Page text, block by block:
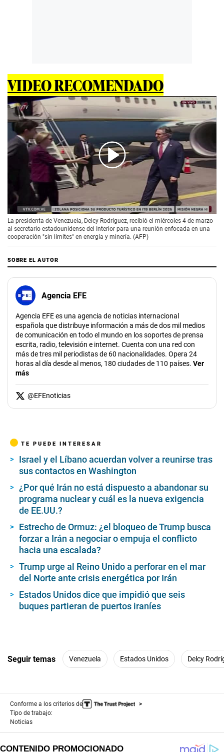
VIDEO RECOMENDADO
00:00/02:20
La presidenta de Venezuela, Delcy Rodríguez, recibió el miércoles 4 de marzo
al secretario estadounidense del Interior para una reunión enfocada en una
cooperación "sin límites" en energía y minería. (AFP)
SOBRE EL AUTOR
Agencia EFE
Agencia EFE es una agencia de noticias internacional
española que distribuye información a más de dos mil medios
de comunicación en todo el mundo en los soportes de prensa
escrita, radio, televisión e internet. Cuenta con una red con
más de tres mil periodistas de 60 nacionalidades. Opera 24
horas al día desde al menos, 180 ciudades de 110 países. Ver
más
@EFEnoticias
TE PUEDE INTERESAR
Israel y el Líbano acuerdan volver a reunirse tras
sus contactos en Washington
¿Por qué Irán no está dispuesto a abandonar su
programa nuclear y cuál es la nueva exigencia
de EE.UU.?
Estrecho de Ormuz: ¿el bloqueo de Trump busca
forzar a Irán a negociar o empuja el conflicto
hacia una escalada?
Trump urge al Reino Unido a perforar en el mar
del Norte ante crisis energética por Irán
Estados Unidos dice que impidió que seis
buques partieran de puertos iraníes
Seguir temas Venezuela Estados Unidos Delcy
Conforme a los criterios de
Tipo de trabajo:
Noticias